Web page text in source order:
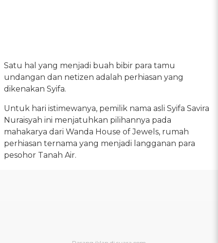
Satu hal yang menjadi buah bibir para tamu
undangan dan netizen adalah perhiasan yang
dikenakan Syifa.
Untuk hari istimewanya, pemilik nama asli Syifa Savira
Nuraisyah ini menjatuhkan pilihannya pada
mahakarya dari Wanda House of Jewels, rumah
perhiasan ternama yang menjadi langganan para
pesohor Tanah Air.